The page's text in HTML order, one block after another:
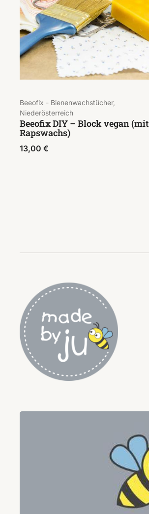
Beeofix - Bienenwachstücher,
Niederösterreich
Beeofix DIY – Block vegan (mit
Rapswachs)
13,00 €